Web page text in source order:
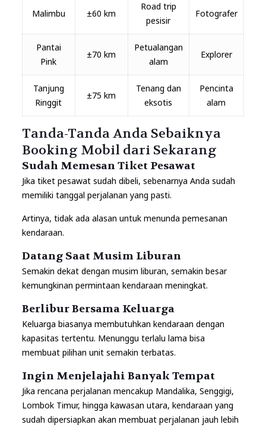
Malimbu ±60 km
Road trip
pesisir
Fotografer
Pantai
Pink
±70 km
Petualangan
alam
Explorer
Tanjung
Ringgit
±75 km
Tenang dan
eksotis
Pencinta
alam
Tanda-Tanda Anda Sebaiknya
Booking Mobil dari Sekarang
Sudah Memesan Tiket Pesawat
Jika tiket pesawat sudah dibeli, sebenarnya Anda sudah
memiliki tanggal perjalanan yang pasti.
Artinya, tidak ada alasan untuk menunda pemesanan
kendaraan.
Datang Saat Musim Liburan
Semakin dekat dengan musim liburan, semakin besar
kemungkinan permintaan kendaraan meningkat.
Berlibur Bersama Keluarga
Keluarga biasanya membutuhkan kendaraan dengan
kapasitas tertentu. Menunggu terlalu lama bisa
membuat pilihan unit semakin terbatas.
Ingin Menjelajahi Banyak Tempat
Jika rencana perjalanan mencakup Mandalika, Senggigi,
Lombok Timur, hingga kawasan utara, kendaraan yang
sudah dipersiapkan akan membuat perjalanan jauh lebih